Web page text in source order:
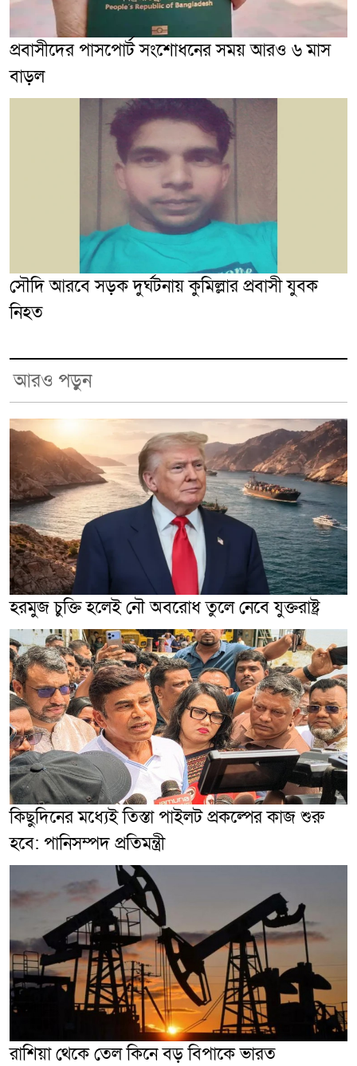
প্রবাসীদের পাসপোর্ট সংশোধনের সময় আরও ৬ মাস
বাড়ল
সৌদি আরবে সড়ক দুর্ঘটনায় কুমিল্লার প্রবাসী যুবক
নিহত
আরও পড়ুন
হরমুজ চুক্তি হলেই নৌ অবরোধ তুলে নেবে যুক্তরাষ্ট্র
কিছুদিনের মধ্যেই তিস্তা পাইলট প্রকল্পের কাজ শুরু
হবে: পানিসম্পদ প্রতিমন্ত্রী
রাশিয়া থেকে তেল কিনে বড় বিপাকে ভারত